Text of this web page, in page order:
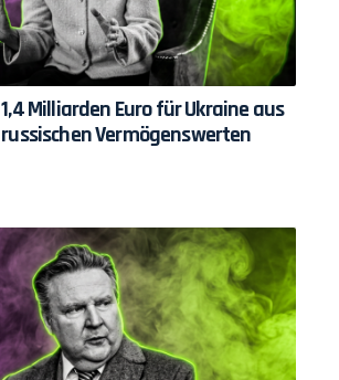
1,4 Milliarden Euro für Ukraine aus
russischen Vermögenswerten